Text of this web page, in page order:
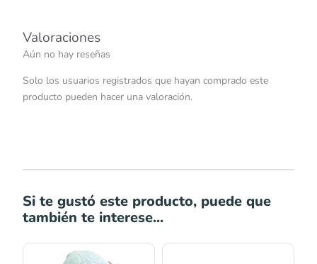
Valoraciones
Aún no hay reseñas
Solo los usuarios registrados que hayan comprado este
producto pueden hacer una valoración.
Si te gustó este producto, puede que
también te interese...